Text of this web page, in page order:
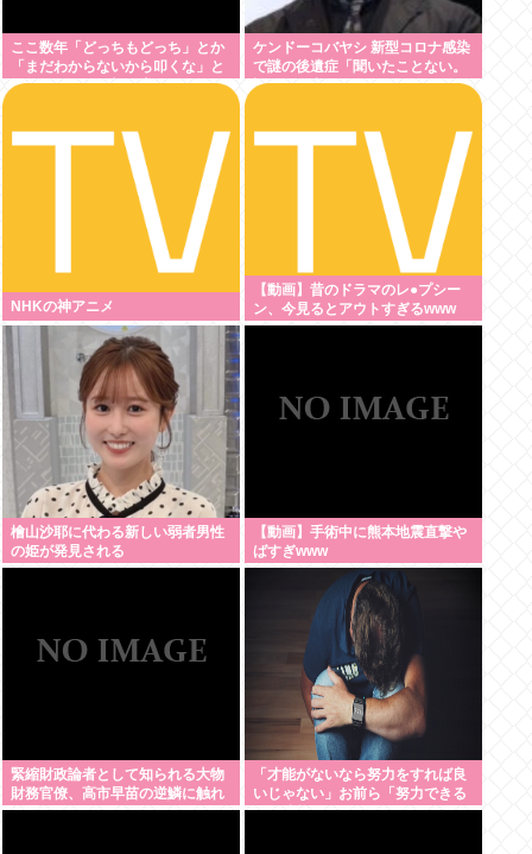
ここ数年「どっちもどっち」とか
「まだわからないから叩くな」と
かゆうチキン野郎が増えたけどど
ケンドーコバヤシ 新型コロナ感染
で謎の後遺症「聞いたことない。
調べても出てこない」
NHKの神アニメ
【動画】昔のドラマのレ●プシー
ン、今見るとアウトすぎるwww
檜山沙耶に代わる新しい弱者男性
の姫が発見される
【動画】手術中に熊本地震直撃や
ばすぎwww
緊縮財政論者として知られる大物
財務官僚、高市早苗の逆鱗に触れ
左遷
「才能がないなら努力をすれば良
いじゃない」お前ら「努力できる
のも才能だよ」←は？